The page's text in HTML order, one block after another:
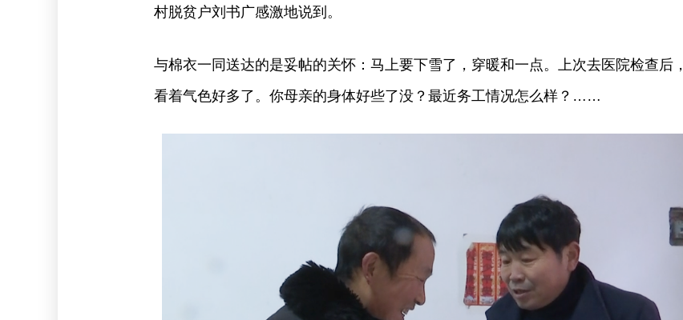
村脱贫户刘书广感激地说到。
与棉衣一同送达的是妥帖的关怀：马上要下雪了，穿暖和一点。上次去医院检查后，
看着气色好多了。你母亲的身体好些了没？最近务工情况怎么样？……